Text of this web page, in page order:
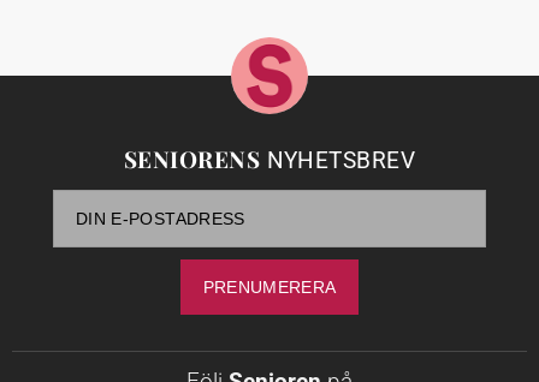
SENIORENS NYHETSBREV